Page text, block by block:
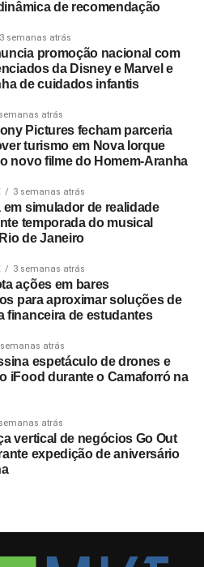
de recomendação
3 semanas atrás
promoção nacional com
da Disney e Marvel e
de cuidados infantis
atrás
Pictures fecham parceria
turismo em Nova Iorque
novo filme do Homem-Aranha
3 semanas atrás
em simulador de realidade
temporada do musical
de Janeiro
3 semanas atrás
ações em bares
para aproximar soluções de
financeira de estudantes
atrás
espetáculo de drones e
iFood durante o Camaforró na
atrás
vertical de negócios Go Out
expedição de aniversário